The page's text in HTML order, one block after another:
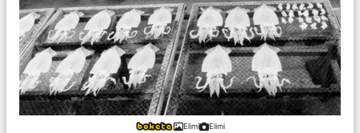
Elimi Elimi